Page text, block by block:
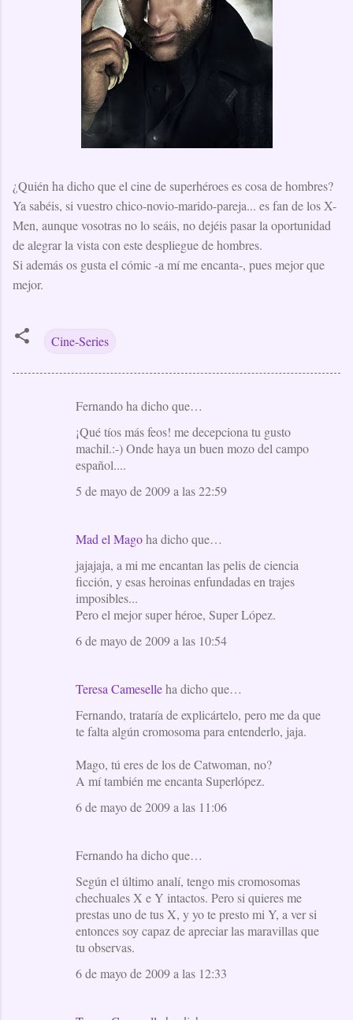
¿Quién ha dicho que el cine de superhéroes es cosa de hombres?
Ya sabéis, si vuestro chico-novio-marido-pareja... es fan de los X-
Men, aunque vosotras no lo seáis, no dejéis pasar la oportunidad
de alegrar la vista con este despliegue de hombres.
Si además os gusta el cómic -a mí me encanta-, pues mejor que
mejor.
Cine-Series
Fernando ha dicho que…
¡Qué tíos más feos! me decepciona tu gusto
machil.:-) Onde haya un buen mozo del campo
español....
5 de mayo de 2009 a las 22:59
Mad el Magoha dicho que…
jajajaja, a mi me encantan las pelis de ciencia
ficción, y esas heroinas enfundadas en trajes
imposibles...
Pero el mejor super héroe, Super López.
6 de mayo de 2009 a las 10:54
Teresa Cameselleha dicho que…
Fernando, trataría de explicártelo, pero me da que
te falta algún cromosoma para entenderlo, jaja.
Mago, tú eres de los de Catwoman, no?
A mí también me encanta Superlópez.
6 de mayo de 2009 a las 11:06
Fernando ha dicho que…
Según el último analí, tengo mis cromosomas
chechuales X e Y intactos. Pero si quieres me
prestas uno de tus X, y yo te presto mi Y, a ver si
entonces soy capaz de apreciar las maravillas que
tu observas.
6 de mayo de 2009 a las 12:33